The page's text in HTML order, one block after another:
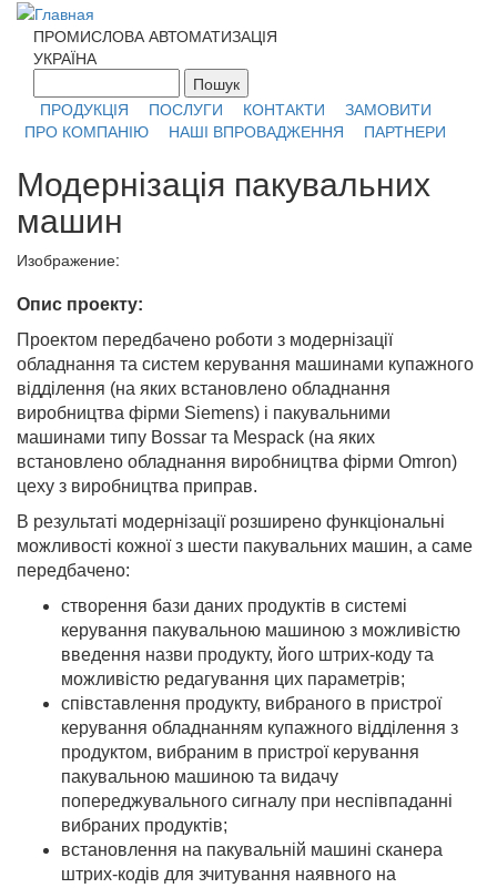
Перейти к основному содержанию
ПРОМИСЛОВА АВТОМАТИЗАЦІЯ
УКРАЇНА
Форма поиска
ПРОДУКЦІЯ
ПОСЛУГИ КОНТАКТИ
ЗАМОВИТИ
ПРО КОМПАНІЮ
НАШІ ВПРОВАДЖЕННЯ ПАРТНЕРИ
Модернізація пакувальних
машин
Изображение:
Опис проекту:
Проектом передбачено роботи з модернізації
обладнання та систем керування машинами купажного
відділення (на яких встановлено обладнання
виробництва фірми Siemens) і пакувальними
машинами типу Bossar та Mespack (на яких
встановлено обладнання виробництва фірми Omron)
цеху з виробництва приправ.
В результаті модернізації розширено функціональні
можливості кожної з шести пакувальних машин, а саме
передбачено:
створення бази даних продуктів в системі
керування пакувальною машиною з можливістю
введення назви продукту, його штрих-коду та
можливістю редагування цих параметрів;
співставлення продукту, вибраного в пристрої
керування обладнанням купажного відділення з
продуктом, вибраним в пристрої керування
пакувальною машиною та видачу
попереджувального сигналу при неспівпаданні
вибраних продуктів;
встановлення на пакувальній машині сканера
штрих-кодів для зчитування наявного на